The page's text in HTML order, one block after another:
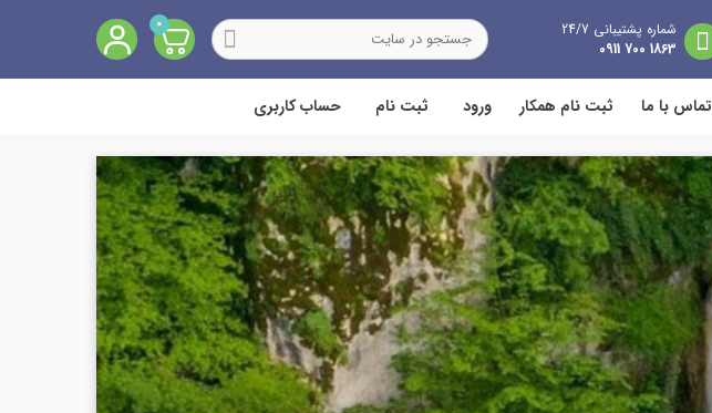
شماره پشتیبانی 24/7
1863 700 0911
0
تماس با ما ثبت نام همکار ورود ثبت نام حساب کاربری